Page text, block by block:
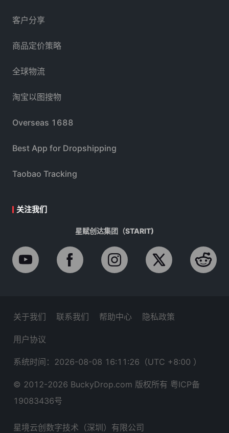
客户分享
商品定价策略
全球物流
淘宝以图搜物
Overseas 1688
Best App for Dropshipping
Taobao Tracking
关注我们
星赋创达集团（STARIT)
关于我们 联系我们 帮助中心 隐私政策
用户协议
系统时间：2026-08-08 16:11:27 （UTC +8:00 ）
© 2012-2026 BuckyDrop.com 版权所有 粤ICP备
19083436号
星境云创数字技术（深圳）有限公司